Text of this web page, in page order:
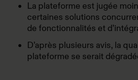
La plateforme est jugée
certaines solutions
de fonctionnalités et
D’après plusieurs avis, la
plateforme se serait